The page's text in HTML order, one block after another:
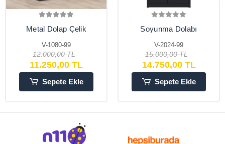
Metal Dolap Çelik
Dolapları Arşiv ,
Garaj , Bahçe , Kiler ,
Balkon
V-1080-99
12.000,00 TL
11.250,00 TL
Sepete Ekle
Soyunma Dolabı
Soyunma Dolabı
V-2024-99
15.000,00 TL
14.750,00 TL
Sepete Ekle